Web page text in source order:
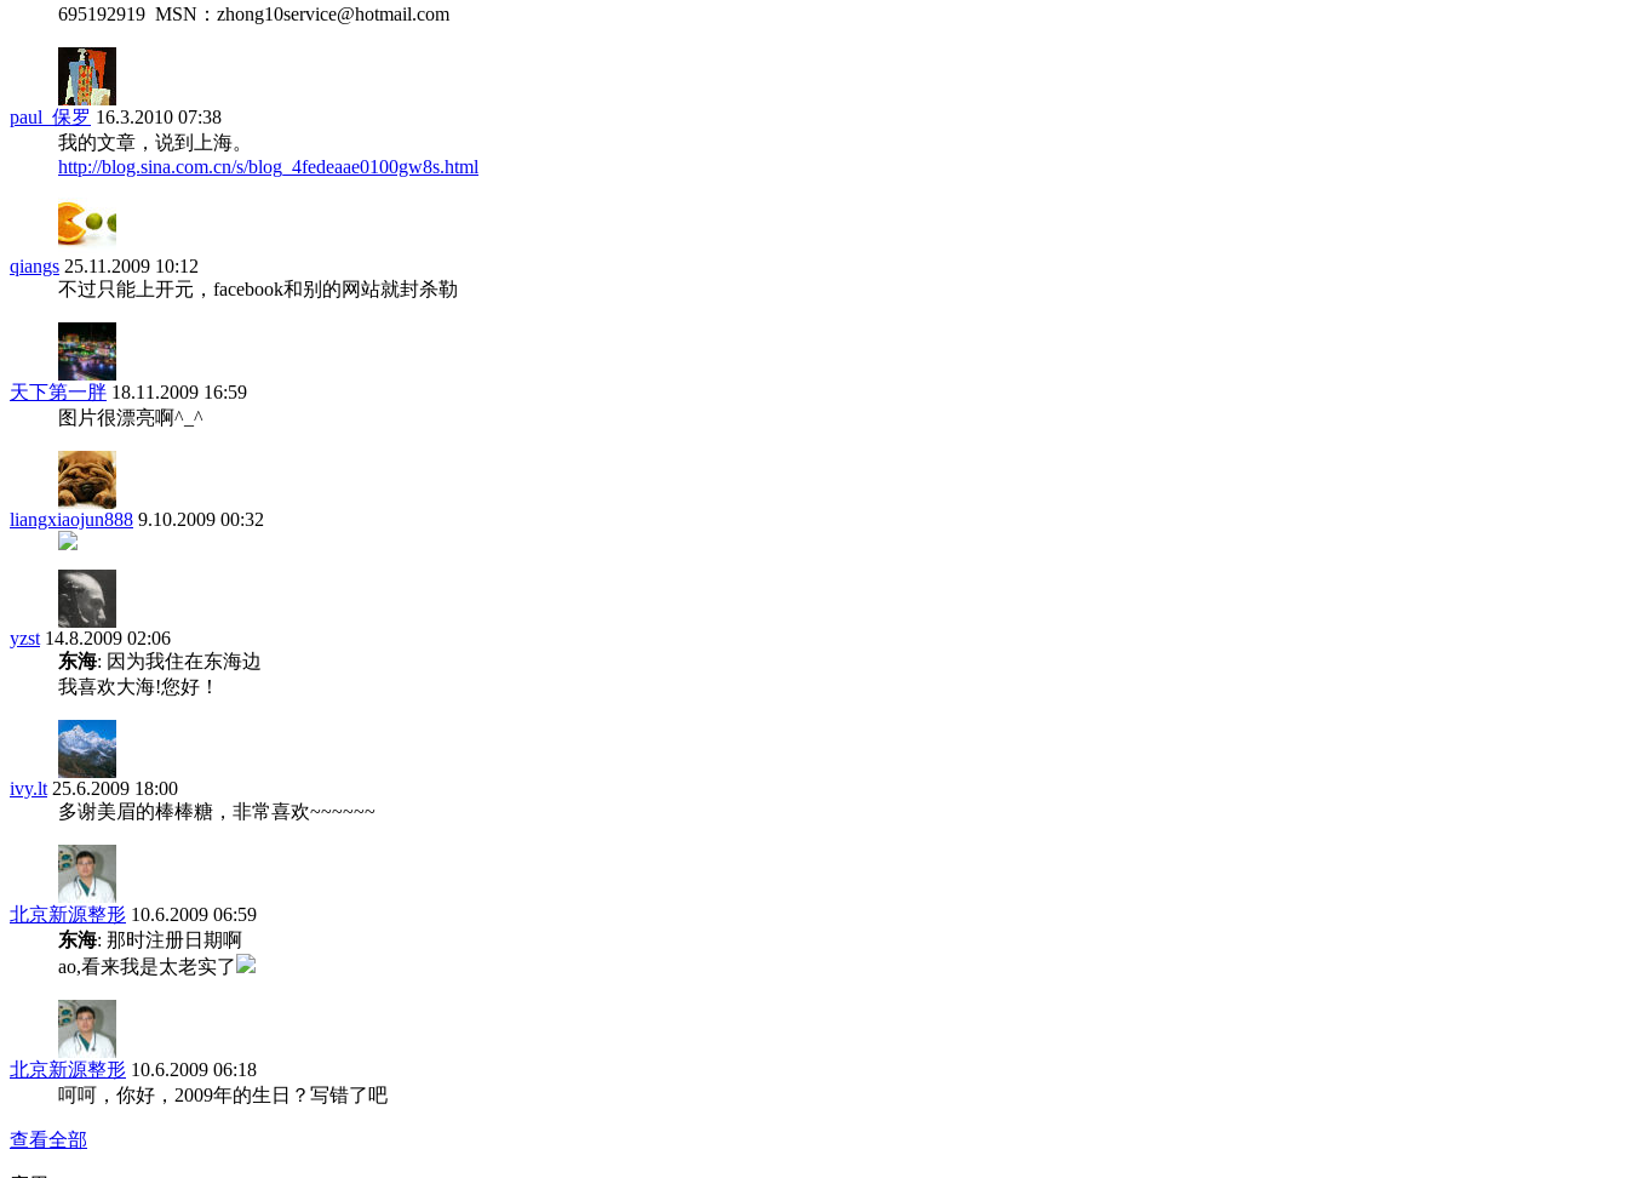
695192919 MSN：zhong10service@hotmail.com
paul_保罗 16.3.2010 07:38
我的文章，说到上海。
http://blog.sina.com.cn/s/blog_4fedeaae0100gw8s.html
qiangs 25.11.2009 10:12
不过只能上开元，facebook和别的网站就封杀勒
天下第一胖 18.11.2009 16:59
图片很漂亮啊^_^
liangxiaojun888 9.10.2009 00:32
yzst 14.8.2009 02:06
东海: 因为我住在东海边
我喜欢大海!您好！
ivy.lt 25.6.2009 18:00
多谢美眉的棒棒糖，非常喜欢~~~~~~
北京新源整形 10.6.2009 06:59
东海: 那时注册日期啊
ao,看来我是太老实了
北京新源整形 10.6.2009 06:18
呵呵，你好，2009年的生日？写错了吧
查看全部